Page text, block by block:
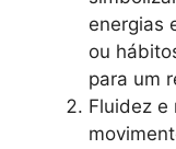
energias
ou
para um
Fluidez e